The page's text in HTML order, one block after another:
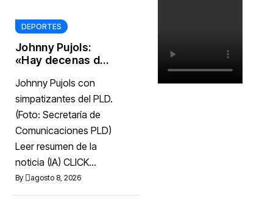
DEPORTES
Johnny Pujols:
«Hay decenas de
ciudadanos que
quieren inscribirse
en el partido»
Johnny Pujols con
simpatizantes del PLD.
(Foto: Secretaría de
Comunicaciones PLD)
Leer resumen de la
noticia (IA) CLICK...
By agosto 8, 2026